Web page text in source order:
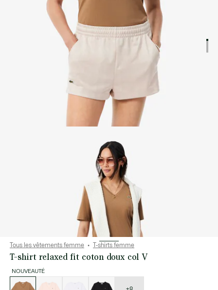
Tous les vêtements femme T-shirts femme
T-shirt relaxed fit coton doux col V
NOUVEAUTÉ
des
déclinaisons